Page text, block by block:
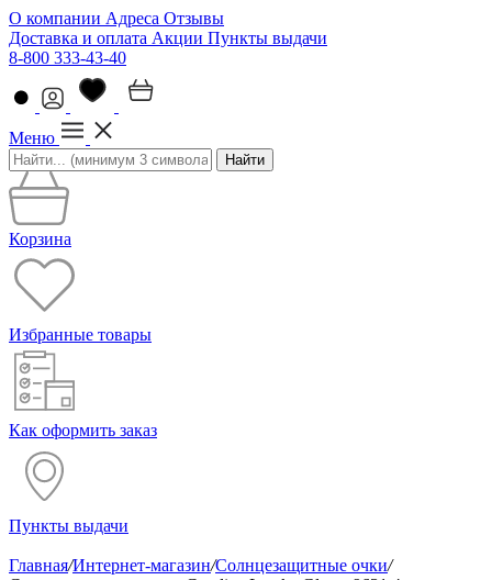
О компании Адреса Отзывы
Доставка и оплата Акции Пункты выдачи
8-800 333-43-40
Меню
Найти
Корзина
Избранные товары
Как оформить заказ
Пункты выдачи
Главная/Интернет-магазин/Солнцезащитные очки/